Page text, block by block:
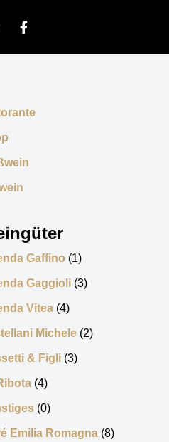
Gaffino (1)
Gaggioli (3)
Vitea (4)
Michele (2)
& Figli (3)
(4)
(0)
Emilia Romagna (8)